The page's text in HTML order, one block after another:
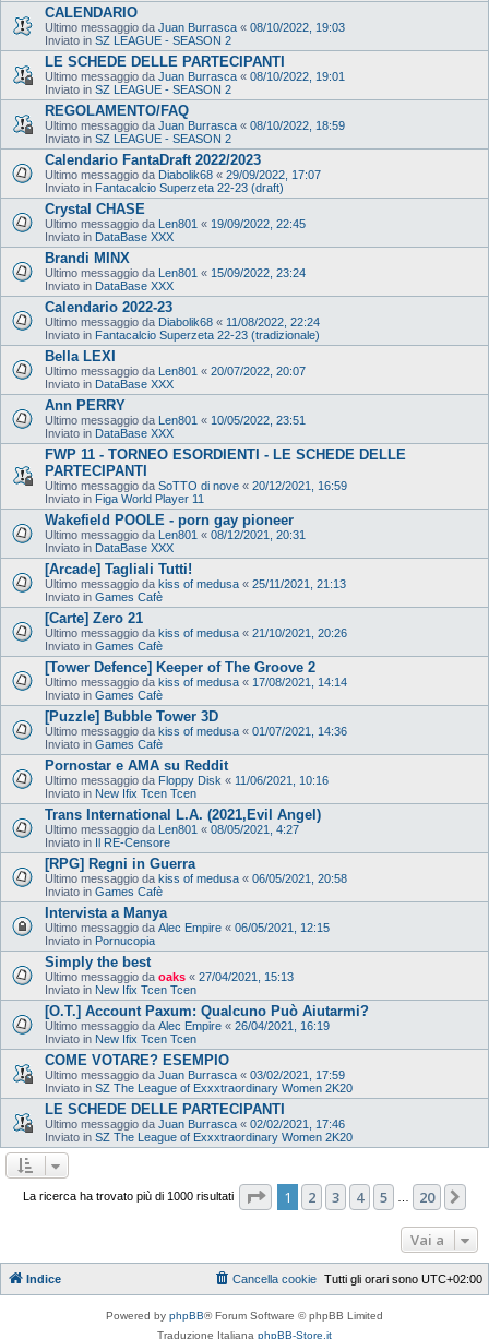
CALENDARIO
Ultimo messaggio da Juan Burrasca « 08/10/2022, 19:03
Inviato in SZ LEAGUE - SEASON 2
LE SCHEDE DELLE PARTECIPANTI
Ultimo messaggio da Juan Burrasca « 08/10/2022, 19:01
Inviato in SZ LEAGUE - SEASON 2
REGOLAMENTO/FAQ
Ultimo messaggio da Juan Burrasca « 08/10/2022, 18:59
Inviato in SZ LEAGUE - SEASON 2
Calendario FantaDraft 2022/2023
Ultimo messaggio da Diabolik68 « 29/09/2022, 17:07
Inviato in Fantacalcio Superzeta 22-23 (draft)
Crystal CHASE
Ultimo messaggio da Len801 « 19/09/2022, 22:45
Inviato in DataBase XXX
Brandi MINX
Ultimo messaggio da Len801 « 15/09/2022, 23:24
Inviato in DataBase XXX
Calendario 2022-23
Ultimo messaggio da Diabolik68 « 11/08/2022, 22:24
Inviato in Fantacalcio Superzeta 22-23 (tradizionale)
Bella LEXI
Ultimo messaggio da Len801 « 20/07/2022, 20:07
Inviato in DataBase XXX
Ann PERRY
Ultimo messaggio da Len801 « 10/05/2022, 23:51
Inviato in DataBase XXX
FWP 11 - TORNEO ESORDIENTI - LE SCHEDE DELLE
PARTECIPANTI
Ultimo messaggio da SoTTO di nove « 20/12/2021, 16:59
Inviato in Figa World Player 11
Wakefield POOLE - porn gay pioneer
Ultimo messaggio da Len801 « 08/12/2021, 20:31
Inviato in DataBase XXX
[Arcade] Tagliali Tutti!
Ultimo messaggio da kiss of medusa « 25/11/2021, 21:13
Inviato in Games Cafè
[Carte] Zero 21
Ultimo messaggio da kiss of medusa « 21/10/2021, 20:26
Inviato in Games Cafè
[Tower Defence] Keeper of The Groove 2
Ultimo messaggio da kiss of medusa « 17/08/2021, 14:14
Inviato in Games Cafè
[Puzzle] Bubble Tower 3D
Ultimo messaggio da kiss of medusa « 01/07/2021, 14:36
Inviato in Games Cafè
Pornostar e AMA su Reddit
Ultimo messaggio da Floppy Disk « 11/06/2021, 10:16
Inviato in New Ifix Tcen Tcen
Trans International L.A. (2021,Evil Angel)
Ultimo messaggio da Len801 « 08/05/2021, 4:27
Inviato in Il RE-Censore
[RPG] Regni in Guerra
Ultimo messaggio da kiss of medusa « 06/05/2021, 20:58
Inviato in Games Cafè
Intervista a Manya
Ultimo messaggio da Alec Empire « 06/05/2021, 12:15
Inviato in Pornucopia
Simply the best
Ultimo messaggio da oaks « 27/04/2021, 15:13
Inviato in New Ifix Tcen Tcen
[O.T.] Account Paxum: Qualcuno Può Aiutarmi?
Ultimo messaggio da Alec Empire « 26/04/2021, 16:19
Inviato in New Ifix Tcen Tcen
COME VOTARE? ESEMPIO
Ultimo messaggio da Juan Burrasca « 03/02/2021, 17:59
Inviato in SZ The League of Exxxtraordinary Women 2K20
LE SCHEDE DELLE PARTECIPANTI
Ultimo messaggio da Juan Burrasca « 02/02/2021, 17:46
Inviato in SZ The League of Exxxtraordinary Women 2K20
La ricerca ha trovato più di 1000 risultati Pagina di 20
1 2 3 4 5 20
Vai a
Indice Tutti gli orari sono UTC+02:00
Cancella cookie
Powered by phpBB® Forum Software © phpBB Limited
Traduzione Italiana phpBB-Store.it